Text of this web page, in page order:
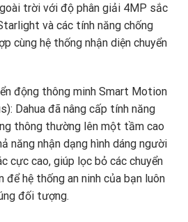
trời với độ phân giải 4MP sắc
và các tính năng chống
cùng hệ thống nhận diện chuyển
động thông minh Smart Motion
Dahua đã nâng cấp tính năng
thông thường lên một tầm cao
năng nhận dạng hình dáng người
cực cao,giúp lọc bỏ các chuyển
để hệ thống an ninh của bạn luôn
đối tượng.